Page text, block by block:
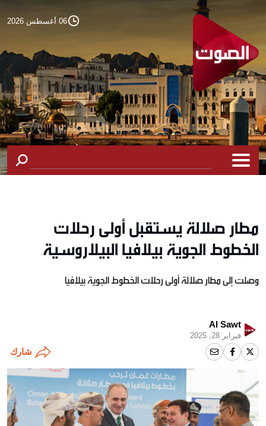
06 أغسطس 2026
مطار صلالة يستقبل أولى رحلات
الخطوط الجوية بيلافيا البيلاروسية
وصلت إلى مطار صلالة أولى رحلات الخطوط الجوية بيلافيا
Al Sawt
فبراير 28, 2025
شارك